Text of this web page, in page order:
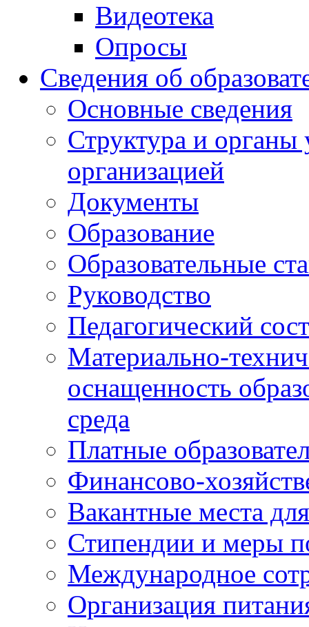
Видеотека
Опросы
Сведения об
Основные сведения
Структура и органы
организацией
Документы
Образование
Образовательные
Руководство
Педагогический
Материально-
оснащенность
среда
Платные
Финансово-
Вакантные места
Стипендии и меры
Международное
Организация